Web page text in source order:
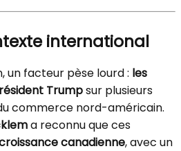
international
un facteur pèse lourd : les
Trumpsur plusieurs
commerce nord-américain.
a reconnu que ces
canadienne, avec un